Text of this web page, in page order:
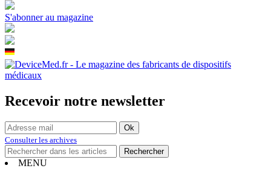
S'abonner au magazine
Recevoir notre newsletter
Consulter les archives
MENU